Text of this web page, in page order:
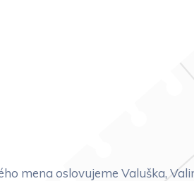
mena oslovujeme Valuška,